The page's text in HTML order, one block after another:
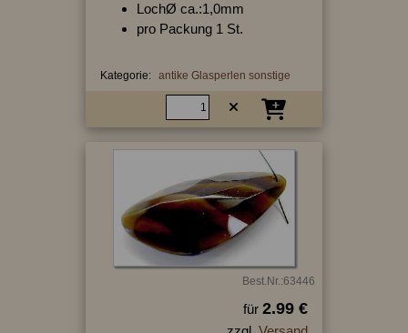
LochØ ca.:1,0mm
pro Packung 1 St.
Kategorie: antike Glasperlen sonstige
Best.Nr.:63446
für 2.99 €